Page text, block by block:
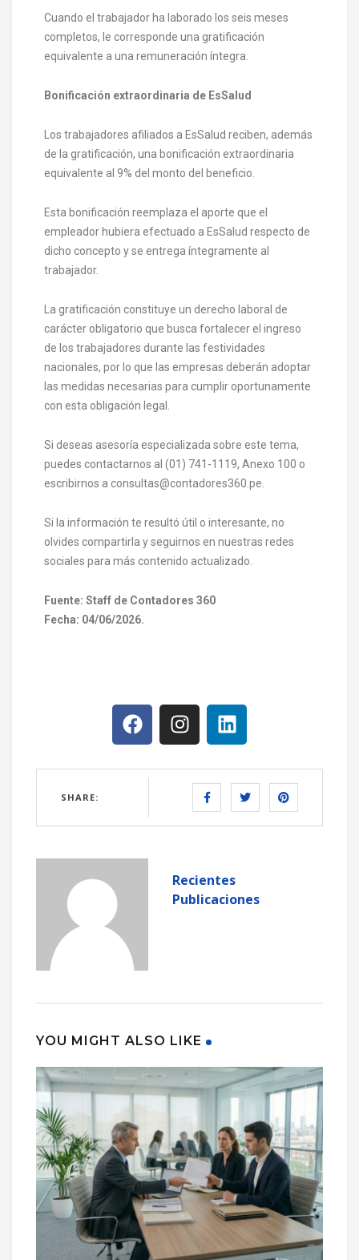
Cuando el trabajador ha laborado los seis meses
completos, le corresponde una gratificación
equivalente a una remuneración íntegra.
Bonificación extraordinaria de EsSalud
Los trabajadores afiliados a EsSalud reciben, además
de la gratificación, una bonificación extraordinaria
equivalente al 9% del monto del beneficio.
Esta bonificación reemplaza el aporte que el
empleador hubiera efectuado a EsSalud respecto de
dicho concepto y se entrega íntegramente al
trabajador.
La gratificación constituye un derecho laboral de
carácter obligatorio que busca fortalecer el ingreso
de los trabajadores durante las festividades
nacionales, por lo que las empresas deberán adoptar
las medidas necesarias para cumplir oportunamente
con esta obligación legal.
Si deseas asesoría especializada sobre este tema,
puedes contactarnos al (01) 741-1119, Anexo 100 o
escribirnos a consultas@contadores360.pe.
Si la información te resultó útil o interesante, no
olvides compartirla y seguirnos en nuestras redes
sociales para más contenido actualizado.
Fuente: Staff de Contadores 360
Fecha: 04/06/2026.
SHARE:
Recientes
Publicaciones
YOU MIGHT ALSO LIKE